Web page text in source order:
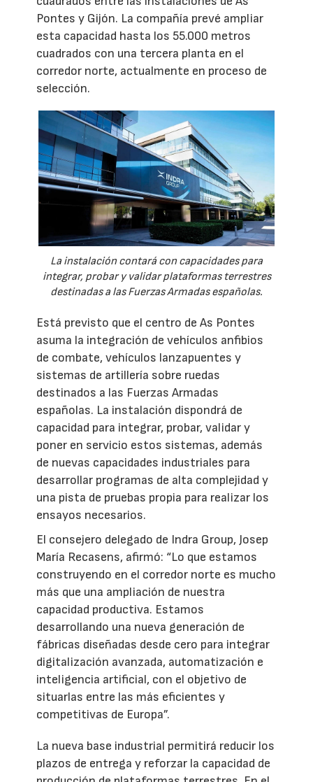
Pontes y Gijón. La compañía prevé ampliar
esta capacidad hasta los 55.000 metros
cuadrados con una tercera planta en el
corredor norte, actualmente en proceso de
selección.
La instalación contará con capacidades para
integrar, probar y validar plataformas terrestres
destinadas a las Fuerzas Armadas españolas.
Está previsto que el centro de As Pontes
asuma la integración de vehículos anfibios
de combate, vehículos lanzapuentes y
sistemas de artillería sobre ruedas
destinados a las Fuerzas Armadas
españolas. La instalación dispondrá de
capacidad para integrar, probar, validar y
poner en servicio estos sistemas, además
de nuevas capacidades industriales para
desarrollar programas de alta complejidad y
una pista de pruebas propia para realizar los
ensayos necesarios.
El consejero delegado de Indra Group, Josep
María Recasens, afirmó: “Lo que estamos
construyendo en el corredor norte es mucho
más que una ampliación de nuestra
capacidad productiva. Estamos
desarrollando una nueva generación de
fábricas diseñadas desde cero para integrar
digitalización avanzada, automatización e
inteligencia artificial, con el objetivo de
situarlas entre las más eficientes y
competitivas de Europa”.
La nueva base industrial permitirá reducir los
plazos de entrega y reforzar la capacidad de